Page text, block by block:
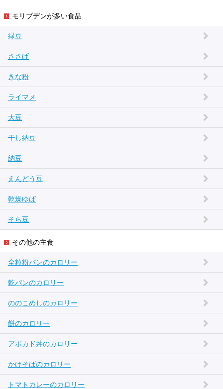
モリブデンが多い食品
緑豆
ささげ
きな粉
ライマメ
大豆
干し納豆
納豆
えんどう豆
乾燥ゆば
そら豆
その他の主食
全粒粉パンのカロリー
乾パンのカロリー
ののこめしのカロリー
餅のカロリー
アボカド丼のカロリー
かけそばのカロリー
トマトカレーのカロリー